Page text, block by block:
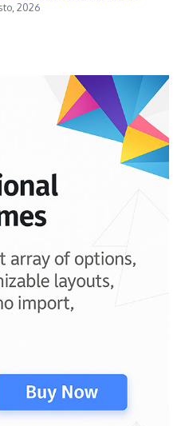
2026